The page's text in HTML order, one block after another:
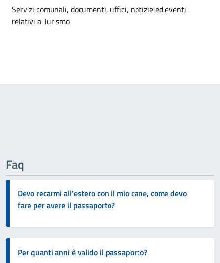
Dettagli della notizia
Servizi comunali, documenti, uffici, notizie ed eventi
relativi a Turismo
Faq
Devo recarmi all’estero con il mio cane, come devo
fare per avere il passaporto?
Per quanti anni è valido il passaporto?